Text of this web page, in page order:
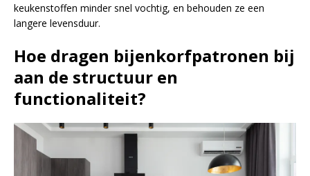
keukenstoffen minder snel vochtig, en behouden ze een
langere levensduur.
Hoe dragen bijenkorfpatronen bij
aan de structuur en
functionaliteit?